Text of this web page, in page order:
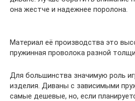
она жестче и надежнее поролона.
Материал её производства это
пружинная проволока разной
Для большинства значимую роль
изделия. Диваны с зависимыми
самые дешевые, но, если